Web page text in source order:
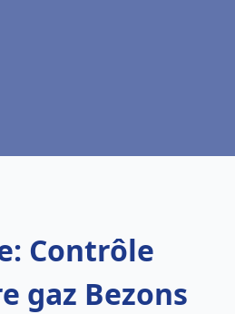
Contrôle
gaz Bezons